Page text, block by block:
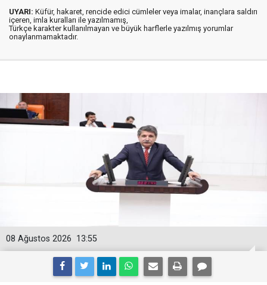
UYARI: Küfür, hakaret, rencide edici cümleler veya imalar, inançlara saldırı
içeren, imla kuralları ile yazılmamış,
Türkçe karakter kullanılmayan ve büyük harflerle yazılmış yorumlar
onaylanmamaktadır.
13:55
08 Ağustos 2026